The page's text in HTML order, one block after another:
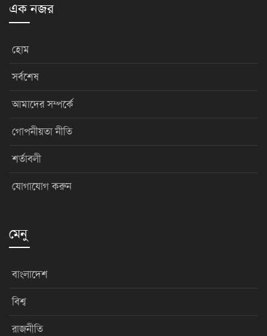
এক নজর
হোম
সর্বশেষ
আমাদের সম্পর্কে
গোপনীয়তা নীতি
শর্তাবলী
যোগাযোগ করুন
মেনু
বাংলাদেশ
বিশ্ব
রাজনীতি